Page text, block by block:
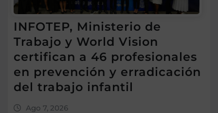
INFOTEP, Ministerio de
Trabajo y World Vision
certifican a 46 profesionales
en prevención y erradicación
del trabajo infantil
Ago 7, 2026